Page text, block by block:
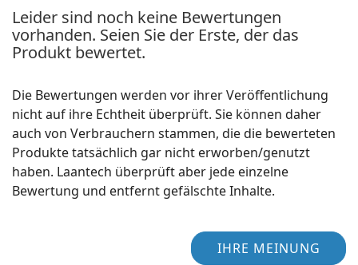
Leider sind noch keine Bewertungen
vorhanden. Seien Sie der Erste, der das
Produkt bewertet.
Die Bewertungen werden vor ihrer Veröffentlichung
nicht auf ihre Echtheit überprüft. Sie können daher
auch von Verbrauchern stammen, die die bewerteten
Produkte tatsächlich gar nicht erworben/genutzt
haben. Laantech überprüft aber jede einzelne
Bewertung und entfernt gefälschte Inhalte.
IHRE MEINUNG